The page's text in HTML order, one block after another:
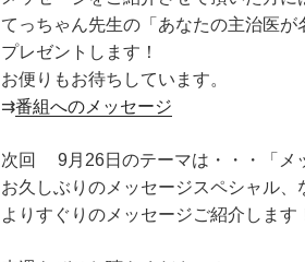
てっちゃん先生の「あなたの主治医が
プレゼントします！
お便りもお待ちしています。
⇉番組へのメッセージ
次回 9月26日のテーマは・・・「メ
お久しぶりのメッセージスペシャル、
よりすぐりのメッセージご紹介します